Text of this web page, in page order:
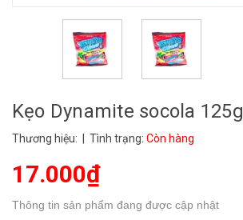
Kẹo Dynamite socola 125g
Thương hiệu: | Tình trạng: Còn hàng
17.000₫
Thông tin sản phẩm đang được cập nhật